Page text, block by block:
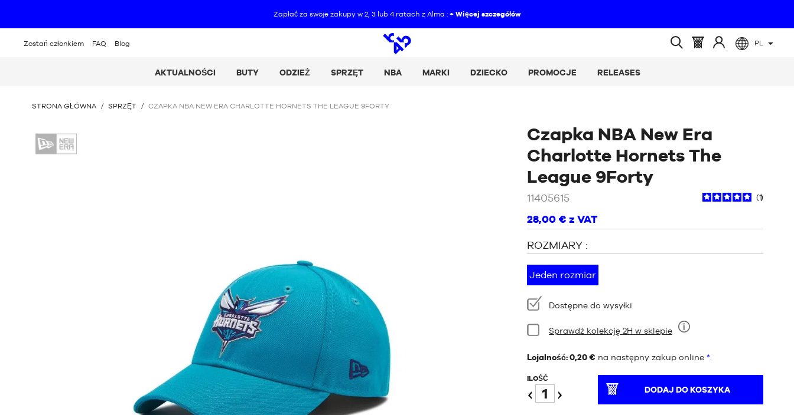
Zapłać za swoje zakupy w 2, 3 lub 4 ratach z Alma : + Więcej szczegółów
Zostań członkiem FAQ Blog PL
AKTUALNOŚCI BUTY ODZIEŻ SPRZĘT NBA MARKI DZIECKO PROMOCJE RELEASES
JESTEŚ
STRONA GŁÓWNA / SPRZĘT / CZAPKA NBA NEW ERA CHARLOTTE HORNETS THE LEAGUE 9FORTY
Czapka NBA New Era
Charlotte Hornets The
League 9Forty/
11405615 1
28,00 € z VAT
ROZMIARY :
Jeden rozmiar
Dostępność:Dostępne do wysyłki
Stan:
Dziewięć
Sprawdź kolekcję 2H w sklepie
Lojalność: 0,20 € na następny zakup online *.
ILOŚĆ
DODAJ DO KOSZYKA